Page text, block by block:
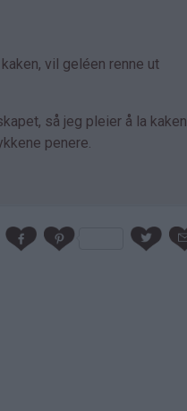
vil geléen renne ut
så jeg pleier å la kaken
penere.